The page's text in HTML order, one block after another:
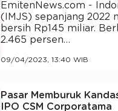
EmitenNews.com -
(IMJS) sepanjang 2022
bersih Rp145 miliar.
2.465 persen…
09/04/2023, 13:40 WIB
Pasar Memburuk
IPO CSM Corporatama